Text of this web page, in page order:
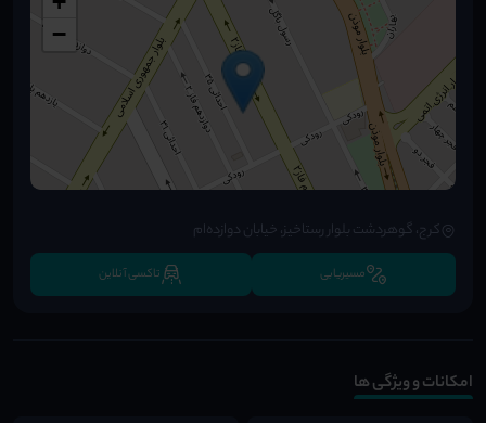
−
کرج، گوهردشت بلوار رستاخیز، خیابان دوازده‌ام
مسیریابی تاکسی آنلاین
امکانات و ویژگی ها